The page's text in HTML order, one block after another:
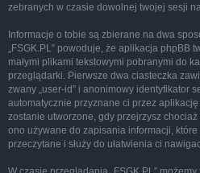
zebranych w czasie dowolnej twojej sesji
Informacje o tobie są zbierane na dwa
„FSGK.PL” powoduje, że aplikacja phpBB
małymi plikami tekstowymi pobranymi do
przeglądarki. Pierwsze dwa ciasteczka
zwany „user-id” i anonimowy identyfikator
automatycznie przyznane ci przez
zostanie utworzone, gdy przejrzysz chociaż
ono używane do zapisania informacji, które
przeczytane i służy do ułatwienia ci